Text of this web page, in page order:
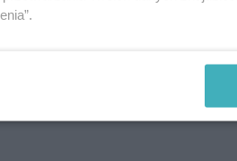
lub nie jest jeszcze